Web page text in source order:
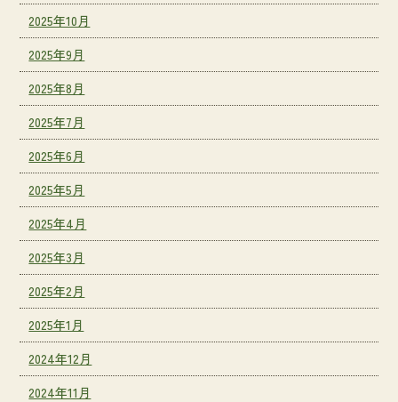
2025年10月
2025年9月
2025年8月
2025年7月
2025年6月
2025年5月
2025年4月
2025年3月
2025年2月
2025年1月
2024年12月
2024年11月